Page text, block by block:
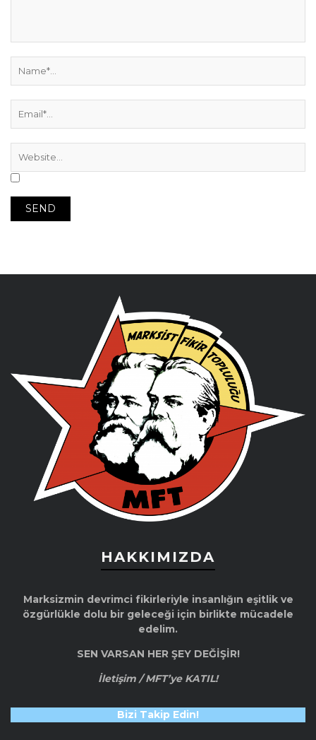
HAKKIMIZDA
Marksizmin devrimci fikirleriyle insanlığın eşitlik ve
özgürlükle dolu bir geleceği için birlikte mücadele
edelim.
SEN VARSAN HER ŞEY DEĞİŞİR!
İletişim / MFT’ye KATIL!
Bizi Takip Edin!